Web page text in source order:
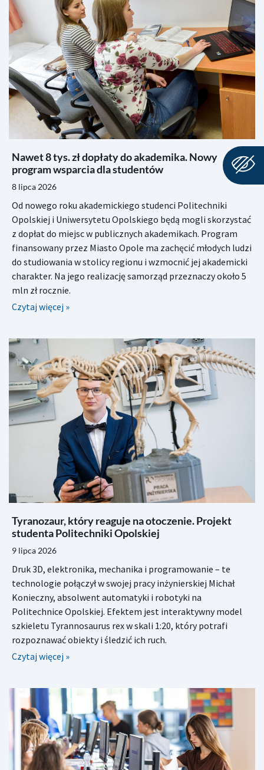
Nawet 8 tys. zł dopłaty do akademika. Nowy
program wsparcia dla studentów
8 lipca 2026
Od nowego roku akademickiego studenci Politechniki
Opolskiej i Uniwersytetu Opolskiego będą mogli skorzystać
z dopłat do miejsc w publicznych akademikach. Program
finansowany przez Miasto Opole ma zachęcić młodych ludzi
do studiowania w stolicy regionu i wzmocnić jej akademicki
charakter. Na jego realizację samorząd przeznaczy około 5
mln zł rocznie.
Czytaj więcej »
Tyranozaur, który reaguje na otoczenie. Projekt
studenta Politechniki Opolskiej
9 lipca 2026
Druk 3D, elektronika, mechanika i programowanie – te
technologie połączył w swojej pracy inżynierskiej Michał
Konieczny, absolwent automatyki i robotyki na
Politechnice Opolskiej. Efektem jest interaktywny model
szkieletu Tyrannosaurus rex w skali 1:20, który potrafi
rozpoznawać obiekty i śledzić ich ruch.
Czytaj więcej »